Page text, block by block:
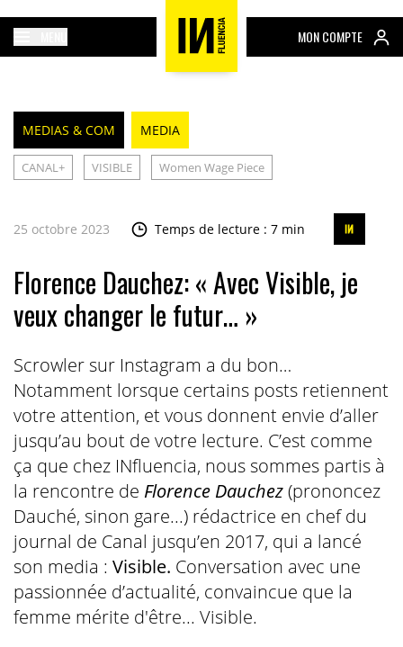
MON COMPTE
MEDIAS & COM MEDIA
CANAL+ VISIBLE Women Wage Piece
25 octobre 2023 Temps de lecture : 7 min
Florence Dauchez: « Avec Visible, je
veux changer le futur… »
Scrowler sur Instagram a du bon…
Notamment lorsque certains posts retiennent
votre attention, et vous donnent envie d’aller
jusqu’au bout de votre lecture. C’est comme
ça que chez INfluencia, nous sommes partis à
la rencontre de Florence Dauchez(prononcez
Dauché, sinon gare...) rédactrice en chef du
journal de Canal jusqu’en 2017, qui a lancé
son media : Visible. Conversation avec une
passionnée d’actualité, convaincue que la
femme mérite d'être... Visible.